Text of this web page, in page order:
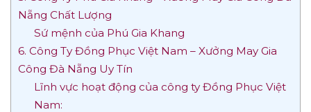
Nẵng Chất Lượng
Sứ mệnh của Phú Gia Khang
6. Công Ty Đồng Phục Việt Nam – Xưởng May Gia
Công Đà Nẵng Uy Tín
Lĩnh vực hoạt động của công ty Đồng Phục Việt
Nam: